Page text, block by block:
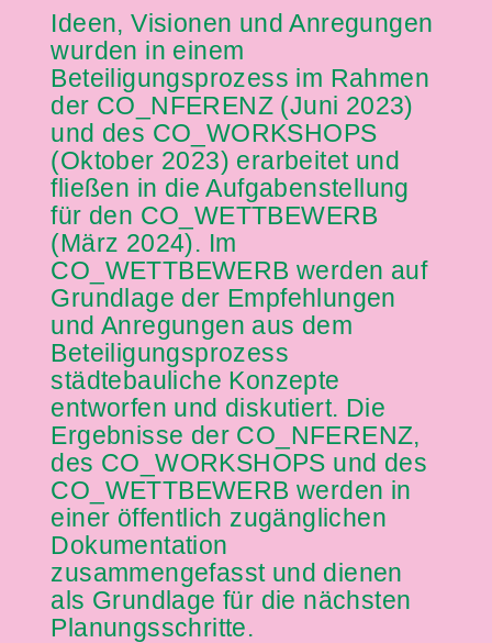
Ideen, Visionen und Anregungen
wurden in einem
Beteiligungsprozess im Rahmen
der CO_NFERENZ (Juni 2023)
und des CO_WORKSHOPS
(Oktober 2023) erarbeitet und
fließen in die Aufgabenstellung
für den CO_WETTBEWERB
(März 2024). Im
CO_WETTBEWERB werden auf
Grundlage der Empfehlungen
und Anregungen aus dem
Beteiligungsprozess
städtebauliche Konzepte
entworfen und diskutiert. Die
Ergebnisse der CO_NFERENZ,
des CO_WORKSHOPS und des
CO_WETTBEWERB werden in
einer öffentlich zugänglichen
Dokumentation
zusammengefasst und dienen
als Grundlage für die nächsten
Planungsschritte.